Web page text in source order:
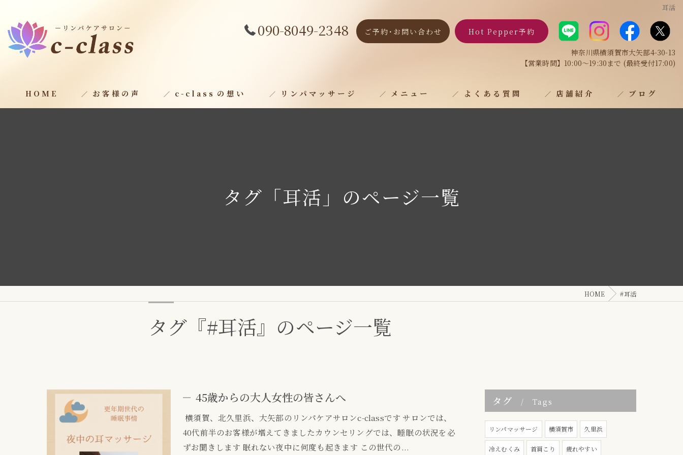
耳活
090-8049-2348 ご予約･お問い合わせ Hot Pepper予約
神奈川県横須賀市大矢部4-30-13
【営業時間】10:00～19:30まで (最終受付17:00)
HOME お客様の声 c-class⁨の想い リンパマッサージ メニュー よくある質問 店舗紹介 ブログ
タグ「耳活」のページ一覧
HOME #耳活
タグ『#耳活』のページ一覧
45歳からの大人女性の皆さんへ
横須賀、北久里浜、大矢部のリンパケアサロンc-classです サロンでは、
40代前半のお客様が増えてきましたカウンセリングでは、睡眠の状況を必
ずお聞きします 眠れない夜中に何度も起きます この世代の...
タグ Tags
リンパマッサージ 横須賀市 久里浜
冷えむくみ 首肩こり 疲れやすい